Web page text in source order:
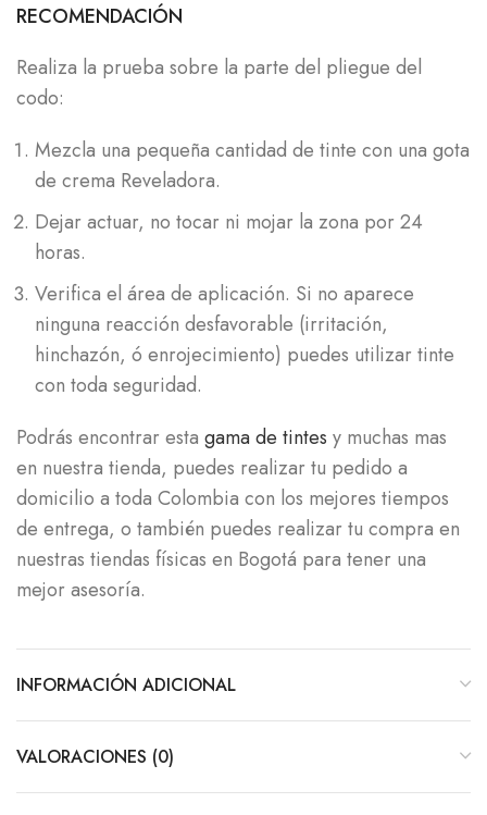
RECOMENDACIÓN
Realiza la prueba sobre la parte del pliegue del
codo:
Mezcla una pequeña cantidad de tinte con una gota
de crema Reveladora.
Dejar actuar, no tocar ni mojar la zona por 24
horas.
Verifica el área de aplicación. Si no aparece
ninguna reacción desfavorable (irritación,
hinchazón, ó enrojecimiento) puedes utilizar tinte
con toda seguridad.
Podrás encontrar esta gama de tintes y muchas mas
en nuestra tienda, puedes realizar tu pedido a
domicilio a toda Colombia con los mejores tiempos
de entrega, o también puedes realizar tu compra en
nuestras tiendas físicas en Bogotá para tener una
mejor asesoría.
INFORMACIÓN ADICIONAL
VALORACIONES (0)